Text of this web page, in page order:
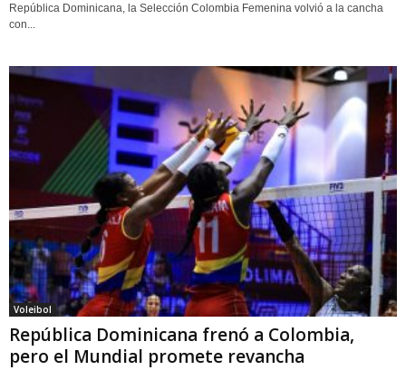
República Dominicana, la Selección Colombia Femenina volvió a la cancha
con...
Voleibol
República Dominicana frenó a Colombia,
pero el Mundial promete revancha